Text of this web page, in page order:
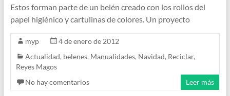
Estos forman parte de un belén creado con los rollos del
papel higiénico y cartulinas de colores. Un proyecto
myp
4 de enero de 2012
Actualidad, belenes, Manualidades, Navidad, Reciclar,
Reyes Magos
No hay comentarios
Leer más